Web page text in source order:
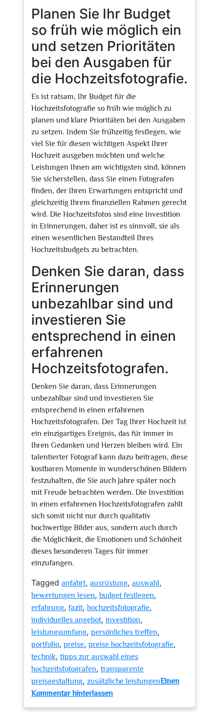
Planen Sie Ihr Budget
so früh wie möglich ein
und setzen Prioritäten
bei den Ausgaben für
die Hochzeitsfotografie.
Es ist ratsam, Ihr Budget für die
Hochzeitsfotografie so früh wie möglich zu
planen und klare Prioritäten bei den Ausgaben
zu setzen. Indem Sie frühzeitig festlegen, wie
viel Sie für diesen wichtigen Aspekt Ihrer
Hochzeit ausgeben möchten und welche
Leistungen Ihnen am wichtigsten sind, können
Sie sicherstellen, dass Sie einen Fotografen
finden, der Ihren Erwartungen entspricht und
gleichzeitig Ihrem finanziellen Rahmen gerecht
wird. Die Hochzeitsfotos sind eine Investition
in Erinnerungen, daher ist es sinnvoll, sie als
einen wesentlichen Bestandteil Ihres
Hochzeitsbudgets zu betrachten.
Denken Sie daran, dass
Erinnerungen
unbezahlbar sind und
investieren Sie
entsprechend in einen
erfahrenen
Hochzeitsfotografen.
Denken Sie daran, dass Erinnerungen
unbezahlbar sind und investieren Sie
entsprechend in einen erfahrenen
Hochzeitsfotografen. Der Tag Ihrer Hochzeit ist
ein einzigartiges Ereignis, das für immer in
Ihren Gedanken und Herzen bleiben wird. Ein
talentierter Fotograf kann dazu beitragen, diese
kostbaren Momente in wunderschönen Bildern
festzuhalten, die Sie auch Jahre später noch
mit Freude betrachten werden. Die Investition
in einen erfahrenen Hochzeitsfotografen zahlt
sich somit nicht nur durch qualitativ
hochwertige Bilder aus, sondern auch durch
die Möglichkeit, die Emotionen und Schönheit
dieses besonderen Tages für immer
einzufangen.
Tagged anfahrt, ausrüstung, auswahl,
bewertungen lesen,budget festlegen,
erfahrung, fazit,hochzeitsfotografie,
individuelles angebot, investition,
leistungsumfang, persönliches treffen,
portfolio, preise, preise hochzeitsfotografie,
technik, tipps zur auswahl eines
hochzeitsfotografen, transparente
preisgestaltung, zusätzliche leistungenEinen
Kommentar hinterlassenzu